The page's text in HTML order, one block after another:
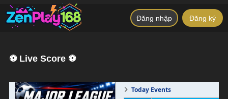
Đăng nhập Đăng ký
⚽ Live Score ⚽